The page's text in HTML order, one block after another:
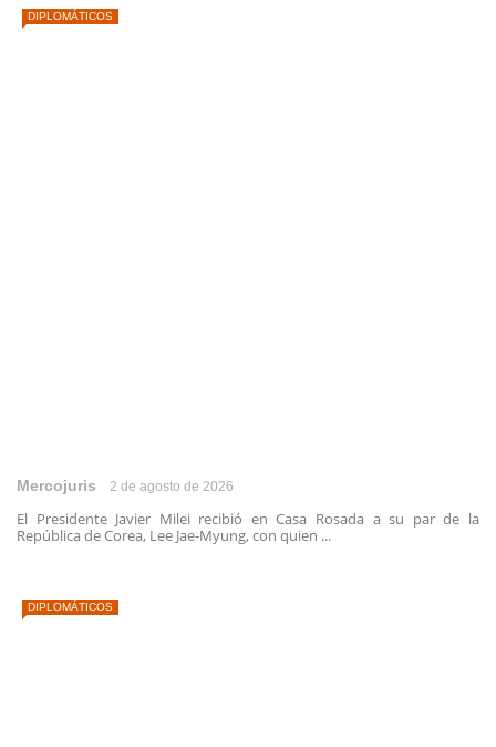
DIPLOMÁTICOS
Mercojuris 2 de agosto de 2026
El Presidente Javier Milei recibió en Casa Rosada a su par de la
República de Corea, Lee Jae-Myung, con quien ...
DIPLOMÁTICOS